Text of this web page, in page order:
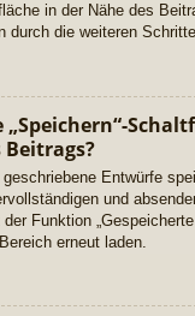
in der Nähe des
durch die weiteren
Beitrags?
Entwürfe
und
Funktion
erneut laden.